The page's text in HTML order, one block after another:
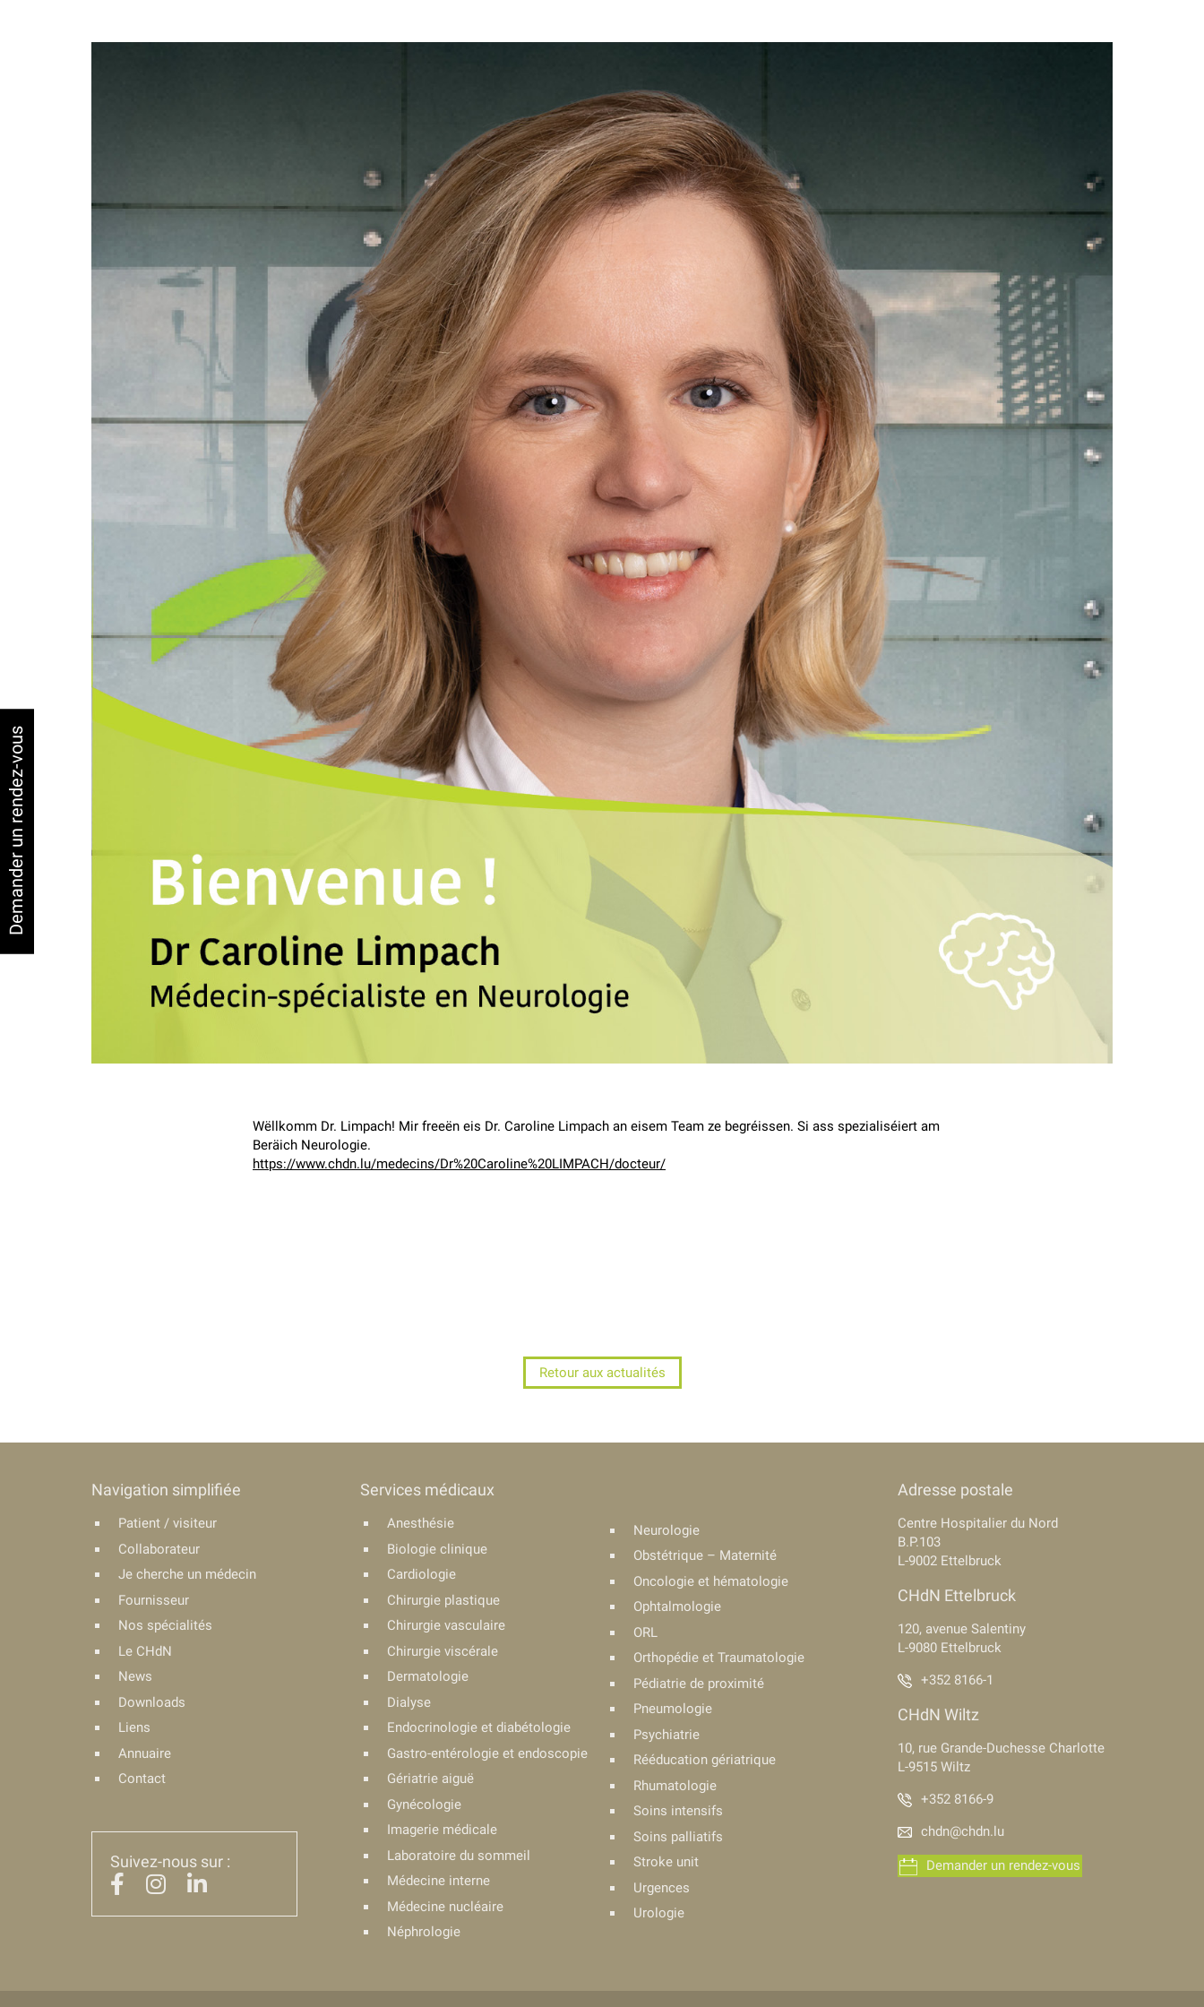
Wëllkomm Dr. Limpach! Mir freeën eis Dr. Caroline Limpach an eisem Team ze begréissen. Si ass spezialiséiert am
Beräich Neurologie.
https://www.chdn.lu/medecins/Dr%20Caroline%20LIMPACH/docteur/
Retour aux actualités
Navigation simplifiée
Patient / visiteur
Collaborateur
Je cherche un médecin
Fournisseur
Nos spécialités
Le CHdN
News
Downloads
Liens
Annuaire
Contact
Suivez-nous sur :
Services médicaux
Anesthésie
Biologie clinique
Cardiologie
Chirurgie plastique
Chirurgie vasculaire
Chirurgie viscérale
Dermatologie
Dialyse
Endocrinologie et diabétologie
Gastro-entérologie et endoscopie
Gériatrie aiguë
Gynécologie
Imagerie médicale
Laboratoire du sommeil
Médecine interne
Médecine nucléaire
Néphrologie
Neurologie
Obstétrique – Maternité
Oncologie et hématologie
Ophtalmologie
ORL
Orthopédie et Traumatologie
Pédiatrie de proximité
Pneumologie
Psychiatrie
Rééducation gériatrique
Rhumatologie
Soins intensifs
Soins palliatifs
Stroke unit
Urgences
Urologie
Adresse postale
Centre Hospitalier du Nord
B.P.103
L-9002 Ettelbruck
CHdN Ettelbruck
120, avenue Salentiny
L-9080 Ettelbruck
+352 8166-1
CHdN Wiltz
10, rue Grande-Duchesse Charlotte
L-9515 Wiltz
+352 8166-9
chdn@chdn.lu
Demander un rendez-vous
Demander un rendez-vous